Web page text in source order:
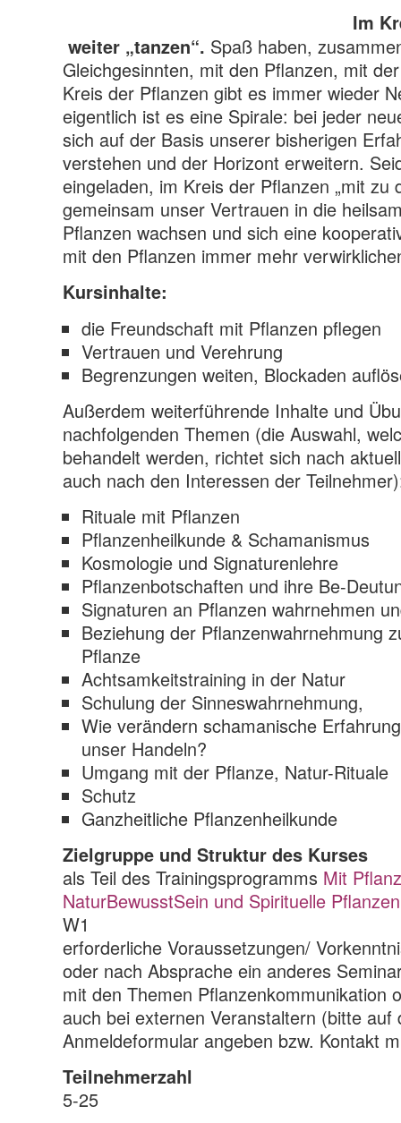
Im
weiter „tanzen“. Spaß haben,
Gleichgesinnten, mit den Pflanzen, mit
Kreis der Pflanzen gibt es immer wieder
eigentlich ist es eine Spirale: bei jeder
sich auf der Basis unserer bisherigen
verstehen und der Horizont erweitern.
eingeladen, im Kreis der Pflanzen „mit
gemeinsam unser Vertrauen in die
Pflanzen wachsen und sich eine
mit den Pflanzen immer mehr
Kursinhalte:
die Freundschaft mit Pflanzen pflegen
Vertrauen und Verehrung
Begrenzungen weiten, Blockaden
Außerdem weiterführende Inhalte und
nachfolgenden Themen (die Auswahl,
behandelt werden, richtet sich nach
auch nach den Interessen der
Rituale mit Pflanzen
Pflanzenheilkunde & Schamanismus
Kosmologie und Signaturenlehre
Pflanzenbotschaften und ihre Be-
Signaturen an Pflanzen wahrnehmen
Beziehung der Pflanzenwahrnehmung
Pflanze
Achtsamkeitstraining in der Natur
Schulung der Sinneswahrnehmung,
Wie verändern schamanische
unser Handeln?
Umgang mit der Pflanze, Natur-Rituale
Schutz
Ganzheitliche Pflanzenheilkunde
Zielgruppe und Struktur des Kurses
als Teil des Trainingsprogramms Mit
NaturBewusstSein und Spirituelle
W1
erforderliche Voraussetzungen/
oder nach Absprache ein anderes
mit den Themen Pflanzenkommunikation
auch bei externen Veranstaltern (bitte auf
Anmeldeformular angeben bzw. Kontakt
Teilnehmerzahl
5-25